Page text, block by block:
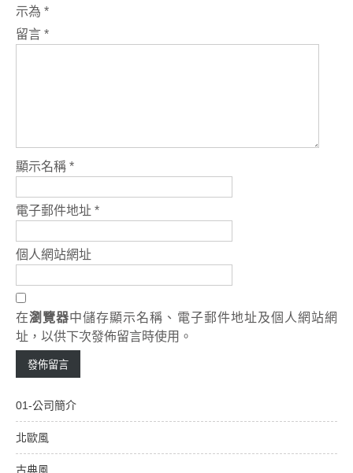
示為 *
留言 *
顯示名稱 *
電子郵件地址 *
個人網站網址
在瀏覽器中儲存顯示名稱、電子郵件地址及個人網站網
址，以供下次發佈留言時使用。
01-公司簡介
北歐風
古典風